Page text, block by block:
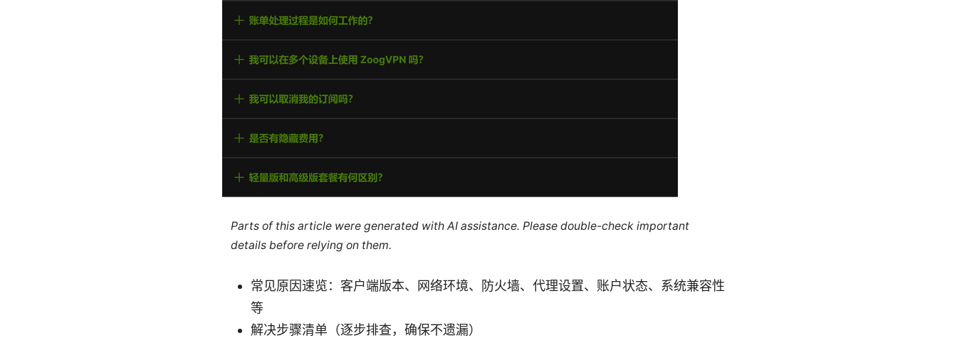
Parts of this article were generated with AI assistance. Please double-check important
details before relying on them.
常见原因速览：客户端版本、网络环境、防火墙、代理设置、账户状态、系统兼容性
等
解决步骤清单（逐步排查，确保不遗漏）